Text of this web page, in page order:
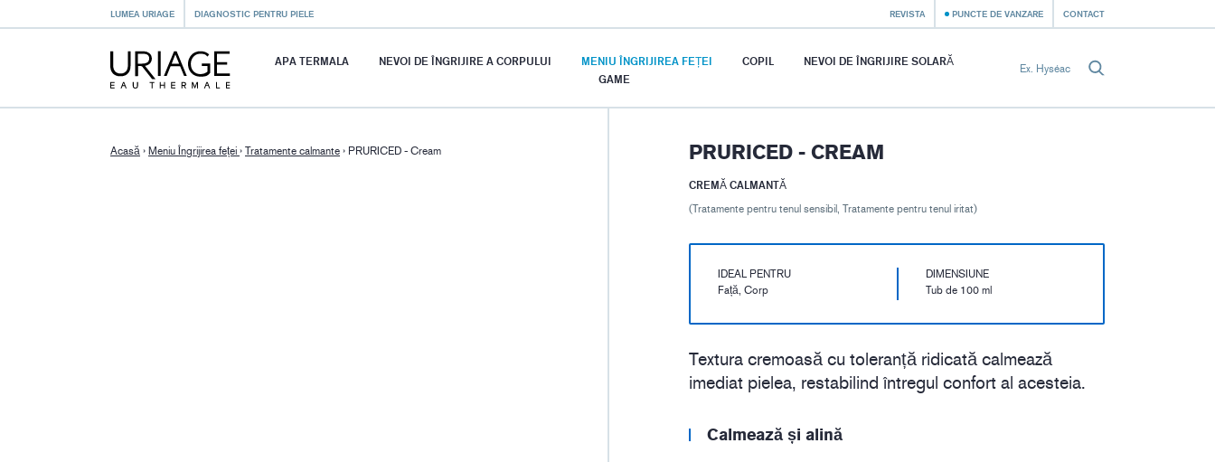
LUMEA URIAGE DIAGNOSTIC PENTRU PIELE REVISTA PUNCTE DE VANZARE CONTACT
APA TERMALA NEVOI DE ÎNGRIJIRE A CORPULUI MENIU ÎNGRIJIREA FEȚEI COPIL
NEVOI DE ÎNGRIJIRE SOLARĂ
GAME
Acasă › Meniu Îngrijirea feței › Tratamente calmante › PRURICED - Cream PRURICED - CREAM
CREMĂ CALMANTĂ
(Tratamente pentru tenul sensibil, Tratamente pentru tenul iritat)
IDEAL PENTRU
Față, Corp
DIMENSIUNE
Tub de 100 ml
Textura cremoasă cu toleranță ridicată calmează
imediat pielea, restabilind întregul confort al acesteia.
Calmează și alină